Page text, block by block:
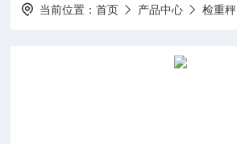
当前位置：首页 产品中心 检重秤